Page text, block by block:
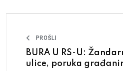
PROŠLI
BURA U RS-U:
ulice, poruka